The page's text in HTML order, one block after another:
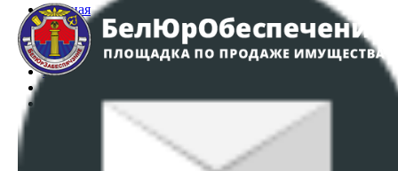
Главная
Аукционы
Интернет-магазин
Регламент организации и проведения торгов
Политика в отношении обработки персональных
ПОЛОЖЕНИЕ О ПОЛИТИКЕ ОБРАБОТКИ COOKIE-